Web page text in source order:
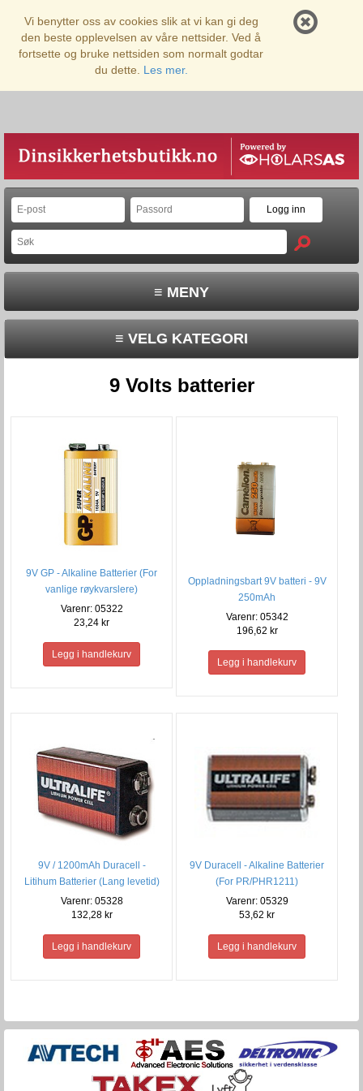
Vi benytter oss av cookies slik at vi kan gi deg
den beste opplevelsen av våre nettsider. Ved å
fortsette og bruke nettsiden som normalt godtar
du dette. Les mer.
≡ MENY
≡ VELG KATEGORI
9 Volts batterier
9V GP - Alkaline Batterier (For
vanlige røykvarslere)
Varenr: 05322
23,24 kr
Oppladningsbart 9V batteri - 9V
250mAh
Varenr: 05342
196,62 kr
9V / 1200mAh Duracell -
Litihum Batterier (Lang levetid)
Varenr: 05328
132,28 kr
9V Duracell - Alkaline Batterier
(For PR/PHR1211)
Varenr: 05329
53,62 kr